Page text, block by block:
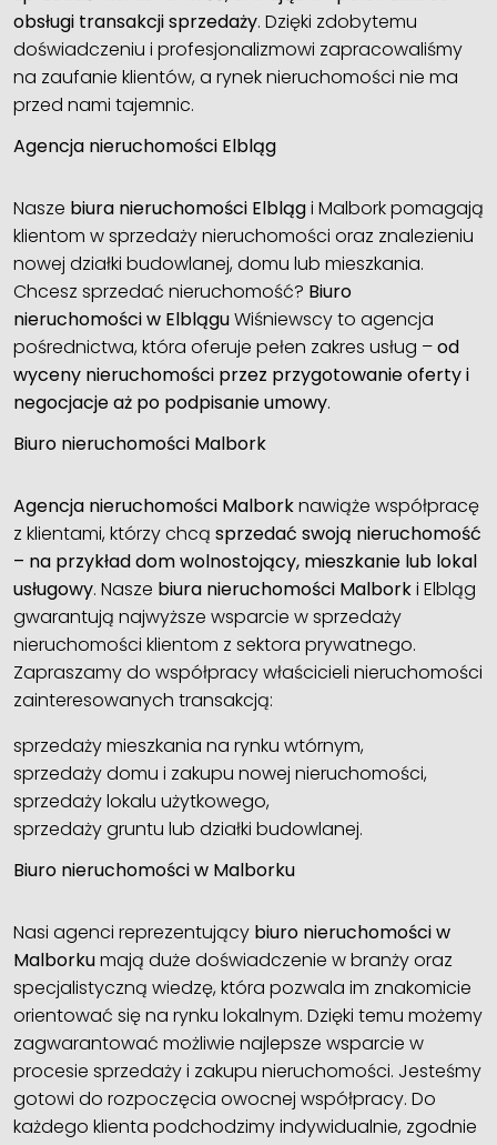
obsługi transakcji sprzedaży. Dzięki zdobytemu
doświadczeniu i profesjonalizmowi zapracowaliśmy
na zaufanie klientów, a rynek nieruchomości nie ma
przed nami tajemnic.
Agencja nieruchomości Elbląg
Nasze biura nieruchomości Elblągi Malbork pomagają
klientom w sprzedaży nieruchomości oraz znalezieniu
nowej działki budowlanej, domu lub mieszkania.
Chcesz sprzedać nieruchomość? Biuro
nieruchomości w ElbląguWiśniewscy to agencja
pośrednictwa, która oferuje pełen zakres usług –od
wyceny nieruchomości przez przygotowanie oferty i
negocjacje aż po podpisanie umowy.
Biuro nieruchomości Malbork
Agencja nieruchomości Malborknawiąże współpracę
z klientami, którzy chcą sprzedać swoją nieruchomość
– na przykład dom wolnostojący, mieszkanie lub lokal
usługowy. Nasze biura nieruchomości Malborki Elbląg
gwarantują najwyższe wsparcie w sprzedaży
nieruchomości klientom z sektora prywatnego.
Zapraszamy do współpracy właścicieli nieruchomości
zainteresowanych transakcją:
sprzedaży mieszkania na rynku wtórnym,
sprzedaży domu i zakupu nowej nieruchomości,
sprzedaży lokalu użytkowego,
sprzedaży gruntu lub działki budowlanej.
Biuro nieruchomości w Malborku
Nasi agenci reprezentujący biuro nieruchomości w
Malborkumają duże doświadczenie w branży oraz
specjalistyczną wiedzę, która pozwala im znakomicie
orientować się na rynku lokalnym. Dzięki temu możemy
zagwarantować możliwie najlepsze wsparcie w
procesie sprzedaży i zakupu nieruchomości. Jesteśmy
gotowi do rozpoczęcia owocnej współpracy. Do
każdego klienta podchodzimy indywidualnie, zgodnie